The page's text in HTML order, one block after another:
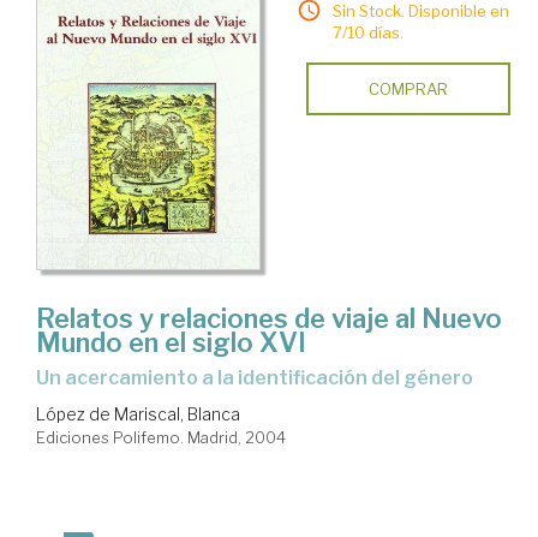
Sin Stock. Disponible en
7/10 días.
COMPRAR
Relatos y relaciones de viaje al Nuevo
Mundo en el siglo XVI
un acercamiento a la identificación del género
López de Mariscal, Blanca
Ediciones Polifemo. Madrid, 2004